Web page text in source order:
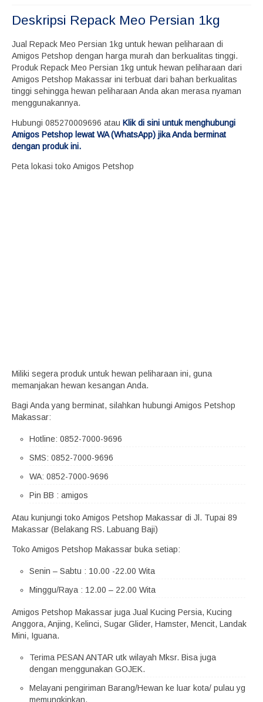
Deskripsi Repack Meo Persian 1kg
Jual Repack Meo Persian 1kg untuk hewan peliharaan di
Amigos Petshop dengan harga murah dan berkualitas tinggi.
Produk Repack Meo Persian 1kg untuk hewan peliharaan dari
Amigos Petshop Makassar ini terbuat dari bahan berkualitas
tinggi sehingga hewan peliharaan Anda akan merasa nyaman
menggunakannya.
Hubungi 085270009696 atau Klik di sini untuk menghubungi
Amigos Petshop lewat WA (WhatsApp) jika Anda berminat
dengan produk ini.
Peta lokasi toko Amigos Petshop
Miliki segera produk untuk hewan peliharaan ini, guna
memanjakan hewan kesangan Anda.
Bagi Anda yang berminat, silahkan hubungi Amigos Petshop
Makassar:
Hotline: 0852-7000-9696
SMS: 0852-7000-9696
WA: 0852-7000-9696
Pin BB : amigos
Atau kunjungi toko Amigos Petshop Makassar di Jl. Tupai 89
Makassar (Belakang RS. Labuang Baji)
Toko Amigos Petshop Makassar buka setiap:
Senin – Sabtu : 10.00 -22.00 Wita
Minggu/Raya : 12.00 – 22.00 Wita
Amigos Petshop Makassar juga Jual Kucing Persia, Kucing
Anggora, Anjing, Kelinci, Sugar Glider, Hamster, Mencit, Landak
Mini, Iguana.
Terima PESAN ANTAR utk wilayah Mksr. Bisa juga
dengan menggunakan GOJEK.
Melayani pengiriman Barang/Hewan ke luar kota/ pulau yg
memungkinkan.